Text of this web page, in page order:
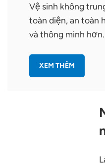
C15
Vệ sinh không
toàn diện, an toàn
và thông minh hơn.
XEM THÊM